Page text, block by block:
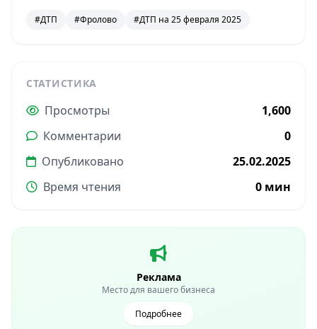
#ДТП #Фролово #ДТП на 25 февраля 2025
СТАТИСТИКА
Просмотры
1,600
Комментарии
0
Опубликовано
25.02.2025
Время чтения
0 мин
Реклама
Место для вашего бизнеса
Подробнее